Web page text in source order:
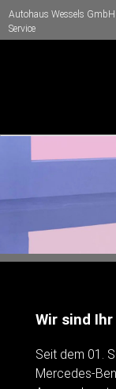
Autohaus Wessels
Service
Wir sind
Seit dem 01.
Mercedes-